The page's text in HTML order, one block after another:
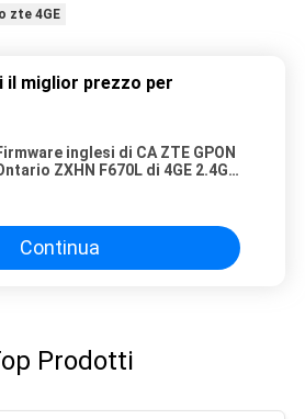
zte 4GE
il miglior prezzo per
inglesi di CA ZTE GPON
ZXHN F670L di 4GE 2.4G
Continua
Prodotti